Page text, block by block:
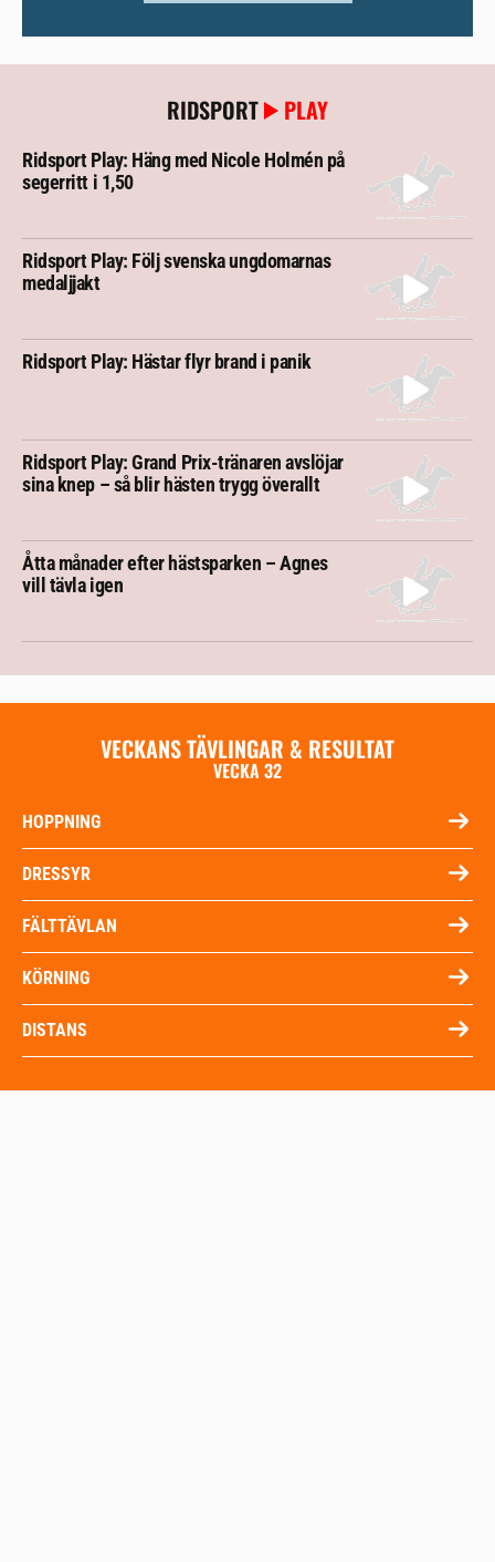
RIDSPORT PLAY
Ridsport Play: Häng med Nicole Holmén på
segerritt i 1,50
Ridsport Play: Följ svenska ungdomarnas
medaljjakt
Ridsport Play: Hästar flyr brand i panik
Ridsport Play: Grand Prix-tränaren avslöjar
sina knep – så blir hästen trygg överallt
Åtta månader efter hästsparken – Agnes
vill tävla igen
VECKANS TÄVLINGAR & RESULTAT
VECKA 32
HOPPNING
DRESSYR
FÄLTTÄVLAN
KÖRNING
DISTANS